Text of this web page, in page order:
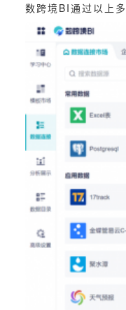
数跨境BI通过以上